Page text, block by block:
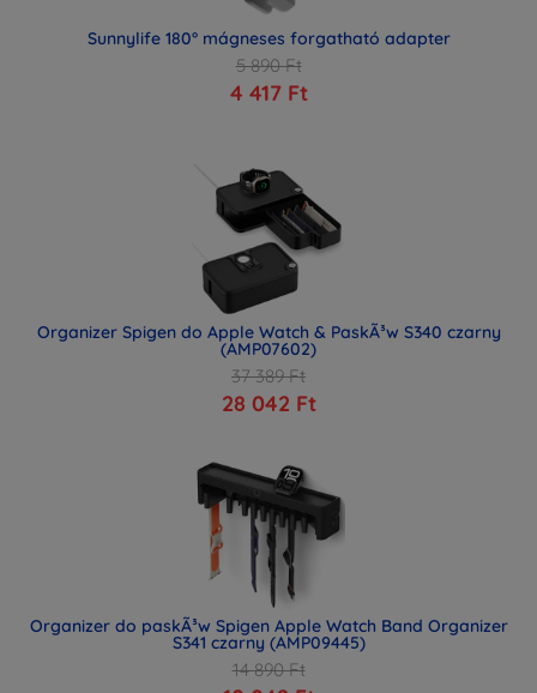
Sunnylife 180° mágneses forgatható adapter
5 890 Ft
4 417 Ft
Organizer Spigen do Apple Watch & PaskÃ³w S340 czarny
(AMP07602)
37 389 Ft
28 042 Ft
Organizer do paskÃ³w Spigen Apple Watch Band Organizer
S341 czarny (AMP09445)
14 890 Ft